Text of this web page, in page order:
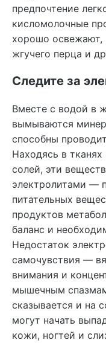
предпочтение
кисломолочные
хорошо
жгучего перца и
Следите за
Вместе с водой в
вымываются
способны
Находясь в
солей, эти
электролитами —
питательных
продуктов
баланс и
Недостаток
самочувствия —
внимания и
мышечным
сказывается и на
могут начать
кожи, ногтей и